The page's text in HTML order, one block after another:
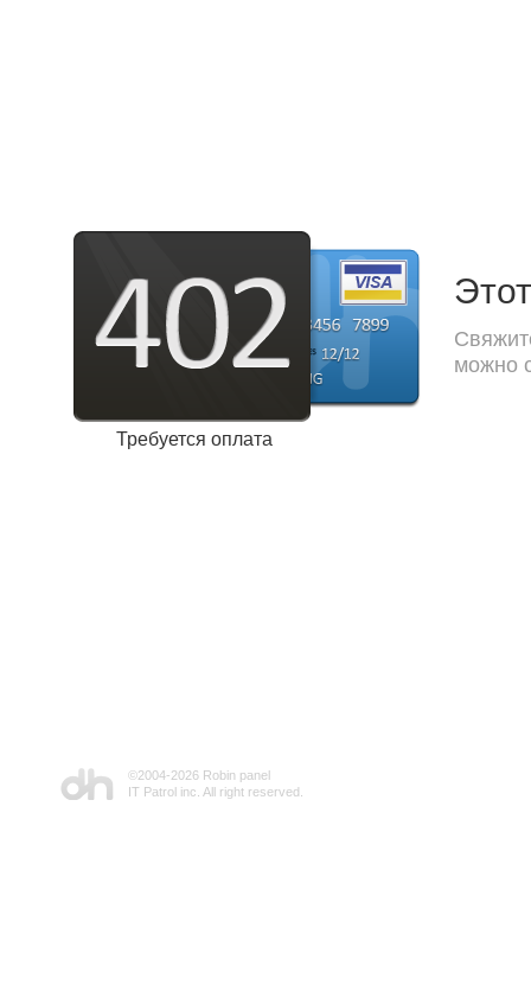
Требуется оплата
можно
©2004-2026 Robin panel
IT Patrol inc. All right reserved.